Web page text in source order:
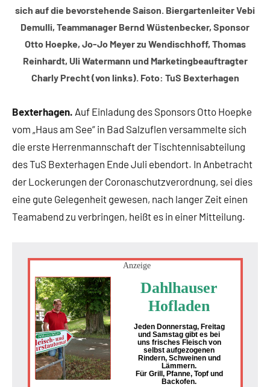
sich auf die bevorstehende Saison. Biergartenleiter Vebi
Demulli, Teammanager Bernd Wüstenbecker, Sponsor
Otto Hoepke, Jo-Jo Meyer zu Wendischhoff, Thomas
Reinhardt, Uli Watermann und Marketingbeauftragter
Charly Precht (von links). Foto: TuS Bexterhagen
Bexterhagen. Auf Einladung des Sponsors Otto Hoepke
vom „Haus am See“ in Bad Salzuflen versammelte sich
die erste Herrenmannschaft der Tischtennisabteilung
des TuS Bexterhagen Ende Juli ebendort. In Anbetracht
der Lockerungen der Coronaschutzverordnung, sei dies
eine gute Gelegenheit gewesen, nach langer Zeit einen
Teamabend zu verbringen, heißt es in einer Mitteilung.
Anzeige
Dahlhauser
Hofladen
Jeden Donnerstag, Freitag
und Samstag gibt es bei
uns frisches Fleisch von
selbst aufgezogenen
Rindern, Schweinen und
Lämmern.
Für Grill, Pfanne, Topf und
Backofen.